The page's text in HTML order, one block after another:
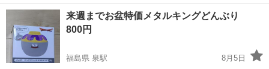
行直帰OK ・一部車・自転車・バイク通勤OK ・週1～OK ・日払い・
週払いOK、現金手渡しも可能です! <仕事内容> 建築・土木工事現場
で...
アルバイト・パート
来週までお盆特価メタルキングどんぶり
800円
福島県 泉駅
8月5日